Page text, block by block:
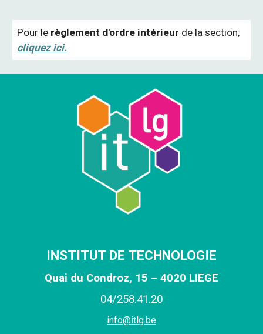
Pour le règlement d'ordre intérieur de la section,
cliquez ici.
INSTITUT DE TECHNOLOGIE
Quai du Condroz, 15 – 4020 LIEGE
04/258.41.20
info@itlg.be